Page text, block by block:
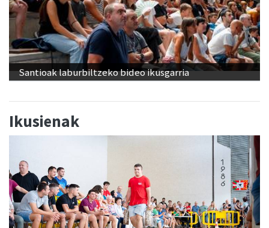
Santioak laburbiltzeko bideo ikusgarria
Ikusienak